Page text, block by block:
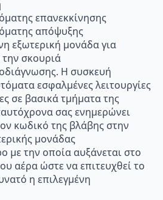
επανεκκίνησης
απόψυξης
εξωτερική μονάδα για
σκουριά
Η συσκευή
εσφαλμένες λειτουργίες
σε βασικά τμήματα της
σας ενημερώνει
κωδικό της βλάβης στην
μονάδας
με την οποία αυξάνεται στο
αέρα ώστε να επιτευχθεί το
η επιλεγμένη